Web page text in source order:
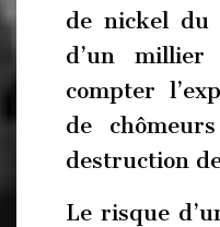
de nickel du
d’un millier
compter
de
destruction
Le risque